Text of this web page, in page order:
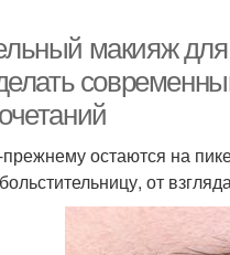
макияж
остаются на
от